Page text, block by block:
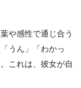
や感性で通じ合う
うん」「わかっ
これは、彼女が自